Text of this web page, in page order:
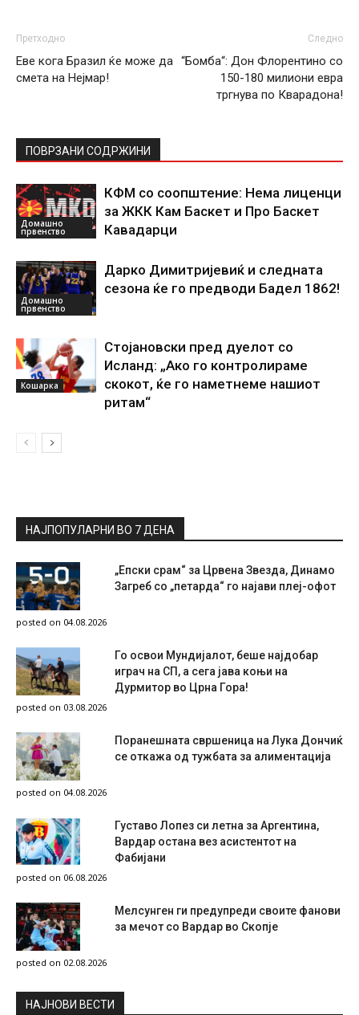
Претходно
Еве кога Бразил ќе може да
смета на Нејмар!
Следно
“Бомба“: Дон Флорентино со
150-180 милиони евра
тргнува по Кварадона!
ПОВРЗАНИ СОДРЖИНИ
Домашно
првенство
КФМ со соопштение: Нема лиценци
за ЖКК Кам Баскет и Про Баскет
Кавадарци
Домашно
првенство
Дарко Димитријевиќ и следната
сезона ќе го предводи Бадел 1862!
Кошарка
Стојановски пред дуелот со
Исланд: „Ако го контролираме
скокот, ќе го наметнеме нашиот
ритам“
НАЈПОПУЛАРНИ ВО 7 ДЕНА
„Епски срам“ за Црвена Звезда, Динамо
Загреб со „петарда“ го најави плеј-офот
posted on 04.08.2026
Го освои Мундијалот, беше најдобар
играч на СП, а сега јава коњи на
Дурмитор во Црна Гора!
posted on 03.08.2026
Поранешната свршеница на Лука Дончиќ
се откажа од тужбата за алиментација
posted on 04.08.2026
Густаво Лопез си летна за Аргентина,
Вардар остана вез асистентот на
Фабијани
posted on 06.08.2026
Мелсунген ги предупреди своите фанови
за мечот со Вардар во Скопје
posted on 02.08.2026
НAЈНОВИ ВЕСТИ